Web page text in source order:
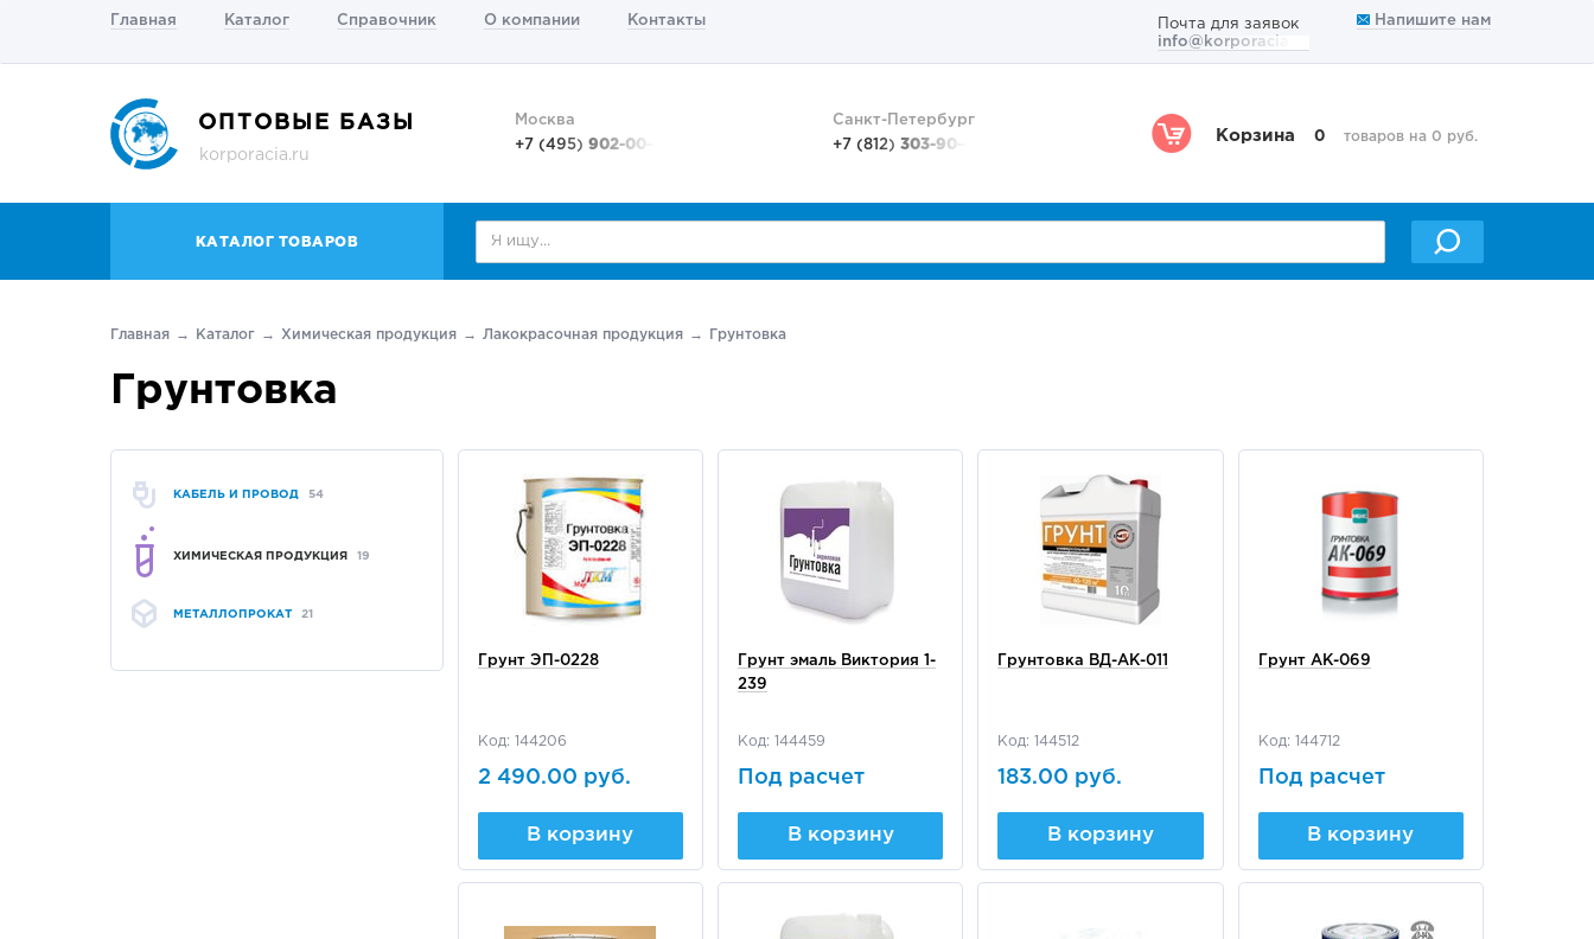
Главная Каталог Справочник О компании Контакты
Почта для заявок
info@korporacia.ru
Напишите нам
ОПТОВЫЕ БАЗЫ
korporacia.ru
Москва
+7 (495)902-00-48
Санкт-Петербург
+7 (812)303-90-48
Корзина 0 товаров на 0 руб.
КАТАЛОГ ТОВАРОВ
Главная Каталог Химическая продукция Лакокрасочная продукция Грунтовка
Грунтовка
КАБЕЛЬ И ПРОВОД 54
ХИМИЧЕСКАЯ ПРОДУКЦИЯ 19
МЕТАЛЛОПРОКАТ 21
Грунт ЭП-0228
Код: 144206
2 490.00 руб.
В корзину
Грунт эмаль Виктория 1-
239
Код: 144459
Под расчет
В корзину
Грунтовка ВД-АК-011
Код: 144512
183.00 руб.
В корзину
Грунт АК-069
Код: 144712
Под расчет
В корзину